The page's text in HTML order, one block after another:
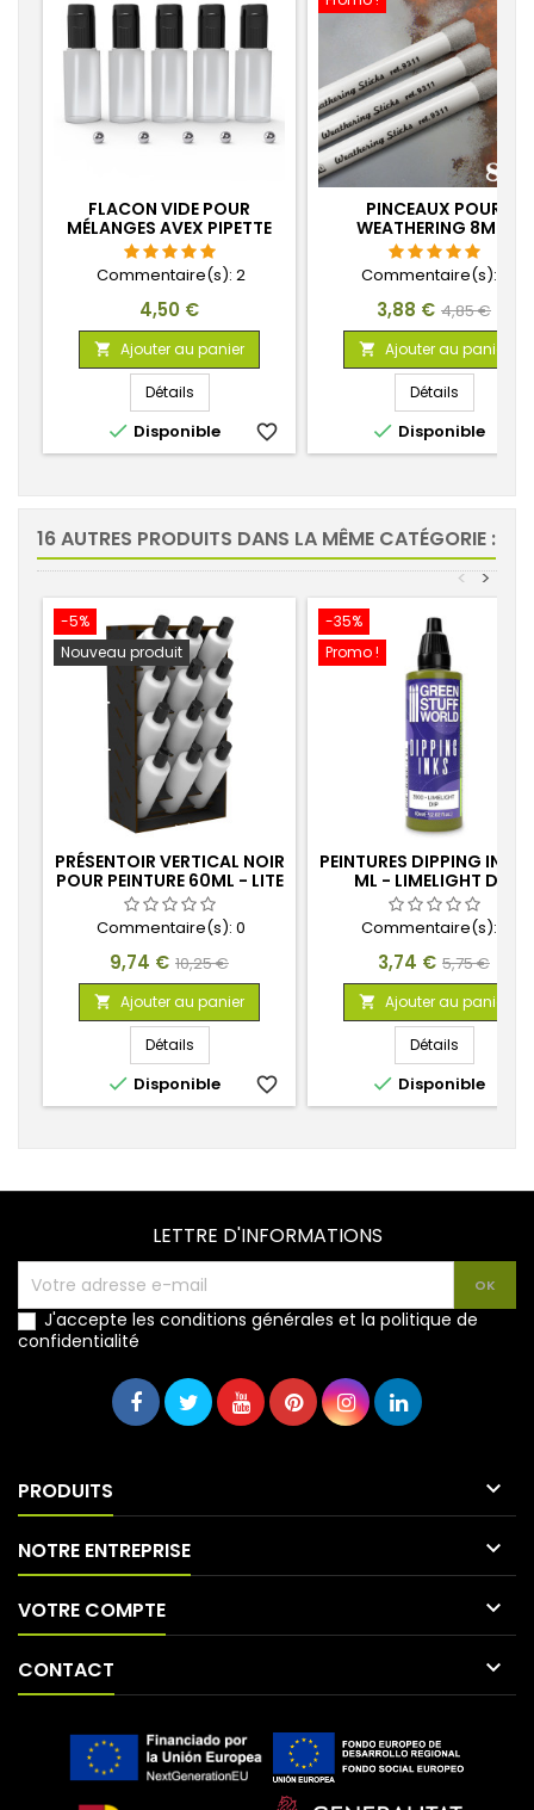
FLACON VIDE POUR
MÉLANGES AVEX PIPETTE
DOSEUSE ET BILLES
AGITATEURS
Commentaire(s): 2
Prix
4,50 €
 Ajouter au panier
Détails
 Disponible favorite_border
PINCEAUX POUR
WEATHERING 8MM
Commentaire(s):
Prix
3,88 € Prix
de
base
4,85 €
 Ajouter au panier
Détails
 Disponible
16 AUTRES PRODUITS DANS LA MÊME CATÉGORIE :
>
<
-5%
Nouveau produit
PRÉSENTOIR VERTICAL NOIR
POUR PEINTURE 60ML - LITE
Commentaire(s): 0
Prix
9,74 € Prix
de
base
10,25 €
 Ajouter au panier
Détails
 Disponible favorite_border
-35%
Promo !
PEINTURES DIPPING INKS
ML - LIMELIGHT DIP
Commentaire(s):
Prix
3,74 € Prix
de
base
5,75 €
 Ajouter au panier
Détails
 Disponible
LETTRE D'INFORMATIONS
J'accepte les conditions générales et la politique de
confidentialité
PRODUITS 
NOTRE ENTREPRISE 
VOTRE COMPTE 
CONTACT 